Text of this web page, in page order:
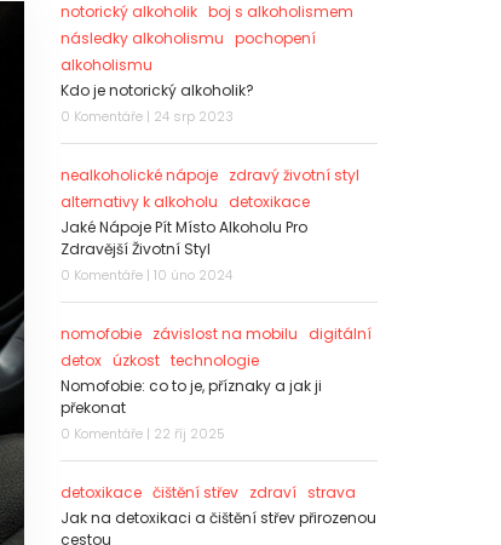
notorický alkoholik boj s alkoholismem
následky alkoholismu pochopení
alkoholismu
Kdo je notorický alkoholik?
0 Komentáře | 24 srp 2023
nealkoholické nápoje
zdravý životní styl
alternativy k alkoholu
detoxikace
Jaké Nápoje Pít Místo Alkoholu Pro
Zdravější Životní Styl
0 Komentáře | 10 úno 2024
nomofobie závislost na mobilu
digitální
detox úzkost technologie
Nomofobie: co to je, příznaky a jak ji
překonat
0 Komentáře | 22 říj 2025
detoxikace čištění střev zdraví strava
Jak na detoxikaci a čištění střev přirozenou
cestou